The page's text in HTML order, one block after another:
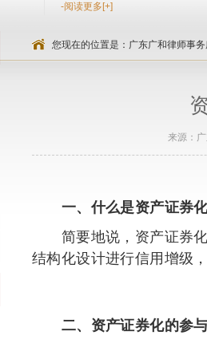
-阅读更多[+]
您现在的位置是： 广东广和律师事
来源：
一、什么是资产证券
简要地说，资产证券化
结构化设计进行信用增级
二、资产证券化的参